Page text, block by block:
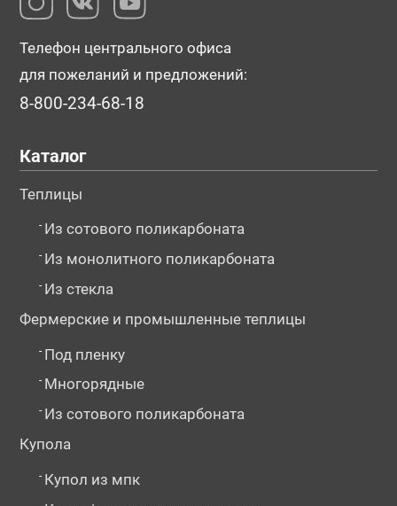
Телефон центрального офиса
для пожеланий и предложений:
8-800-234-68-18
Каталог
Теплицы
- Из сотового поликарбоната
- Из монолитного поликарбоната
- Из стекла
Фермерские и промышленные теплицы
- Под пленку
- Многорядные
- Из сотового поликарбоната
Купола
- Купол из мпк